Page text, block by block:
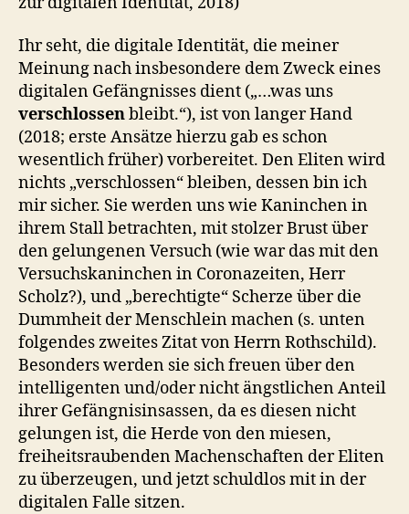
Ihr seht, die digitale Identität, die meiner
Meinung nach insbesondere dem Zweck eines
digitalen Gefängnisses dient („…was uns
verschlossenbleibt.“), ist von langer Hand
(2018; erste Ansätze hierzu gab es schon
wesentlich früher) vorbereitet. Den Eliten wird
nichts „verschlossen“ bleiben, dessen bin ich
mir sicher. Sie werden uns wie Kaninchen in
ihrem Stall betrachten, mit stolzer Brust über
den gelungenen Versuch (wie war das mit den
Versuchskaninchen in Coronazeiten, Herr
Scholz?), und „berechtigte“ Scherze über die
Dummheit der Menschlein machen (s. unten
folgendes zweites Zitat von Herrn Rothschild).
Besonders werden sie sich freuen über den
intelligenten und/oder nicht ängstlichen Anteil
ihrer Gefängnisinsassen, da es diesen nicht
gelungen ist, die Herde von den miesen,
freiheitsraubenden Machenschaften der Eliten
zu überzeugen, und jetzt schuldlos mit in der
digitalen Falle sitzen.